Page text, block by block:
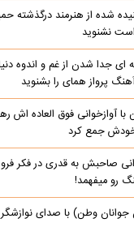
شده از هنرمند درگذشته
نشنوید
ای جدا شدن از غم و اندوه
پرواز همای را بشنوید
با آوازخوانی فوق العاده اش
خودش جمع کرد
صاحبش به قدری در فکر فرو
رو میفهمد!
جوانان وطن) با صدای